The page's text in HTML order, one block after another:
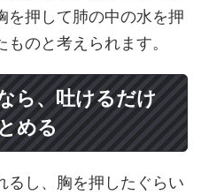
を押して肺の中の水を押
のと考えられます。
ら、吐けるだけ
める
るし、胸を押したぐらい